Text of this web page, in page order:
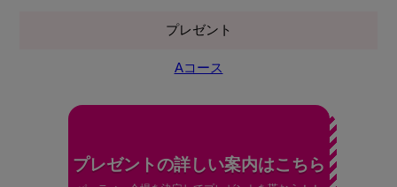
プレゼント
Aコース
プレゼントの詳しい案内はこちら